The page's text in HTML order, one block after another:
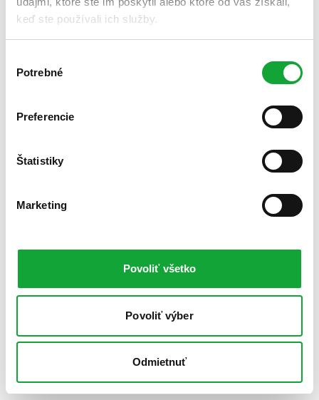
keď ste používali ich služby.
súhlasu
Potrebné
Preferencie
Štatistiky
Marketing
Povoliť všetko
Povoliť výber
Odmietnuť